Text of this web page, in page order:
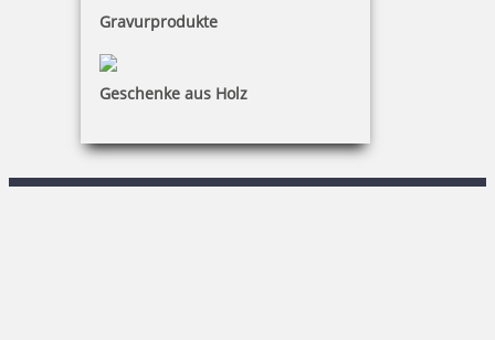
Gravurprodukte
Geschenke aus Holz
KONTAKT
Stempel & Schilder Rudolf Schmorrde GmbH & Co. KG
03585 / 86 78-0